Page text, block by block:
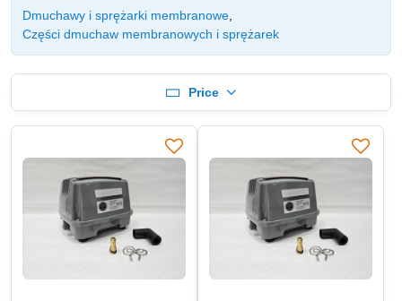
Dmuchawy i sprężarki membranowe
Części dmuchaw membranowych i sprężarek
Price